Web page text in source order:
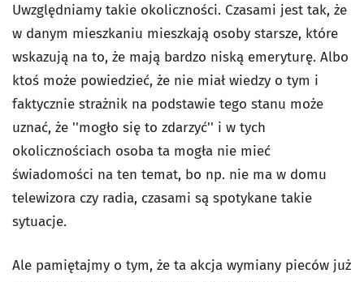
Uwzględniamy takie okoliczności. Czasami jest tak, że
w danym mieszkaniu mieszkają osoby starsze, które
wskazują na to, że mają bardzo niską emeryturę. Albo
ktoś może powiedzieć, że nie miał wiedzy o tym i
faktycznie strażnik na podstawie tego stanu może
uznać, że ''mogło się to zdarzyć'' i w tych
okolicznościach osoba ta mogła nie mieć
świadomości na ten temat, bo np. nie ma w domu
telewizora czy radia, czasami są spotykane takie
sytuacje.
Ale pamiętajmy o tym, że ta akcja wymiany pieców już